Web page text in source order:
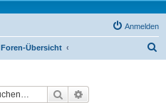
Anmelden
Foren-Übersicht
Suche